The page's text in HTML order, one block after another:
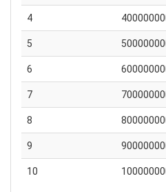
4
5
6
7
8
9
10